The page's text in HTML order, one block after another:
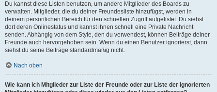
Du kannst diese Listen benutzen, um andere Mitglieder des Boards zu
verwalten. Mitglieder, die du deiner Freundesliste hinzufügst, werden in
deinem persönlichen Bereich für den schnellen Zugriff aufgelistet. Du siehst
dort deren Onlinestatus und kannst ihnen schnell eine Private Nachricht
senden. Abhängig von dem Style, den du verwendest, können Beiträge deiner
Freunde auch hervorgehoben sein. Wenn du einen Benutzer ignorierst, dann
siehst du seine Beiträge standardmäßig nicht.
Nach oben
Wie kann ich Mitglieder zur Liste der Freunde oder zur Liste der ignorierten